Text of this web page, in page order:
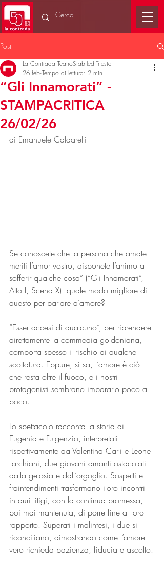
Post
“Gli Innamorati” -
STAMPACRITICA
26/02/26
La Contrada TeatroStabilediTrieste
26 feb Tempo di lettura: 2 min
di Emanuele Caldarelli
Se conoscete che la persona che amate
meriti l’amor vostro, disponete l’animo a
sofferir qualche cosa” (“Gli Innamorati”,
Atto I, Scena X): quale modo migliore di
questo per parlare d’amore?
“Esser accesi di qualcuno”, per riprendere
direttamente la commedia goldoniana,
comporta spesso il rischio di qualche
scottatura. Eppure, si sa, l’amore è ciò
che resta oltre il fuoco, e i nostri
protagonisti sembrano impararlo poco a
poco.
Lo spettacolo racconta la storia di
Eugenia e Fulgenzio, interpretati
rispettivamente da Valentina Carli e Leone
Tarchiani, due giovani amanti ostacolati
dalla gelosia e dall’orgoglio. Sospetti e
fraintendimenti trasformano iloro incontri
in duri litigi, con la continua promessa,
poi mai mantenuta, di porre fine al loro
rapporto. Superati i malintesi, i due si
riconciliano, dimostrando come l’amore
vero richieda pazienza, fiducia e ascolto.